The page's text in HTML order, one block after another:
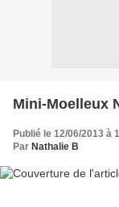
Mini-Moelleux
Publié le 12/06/2013 à
Par Nathalie B